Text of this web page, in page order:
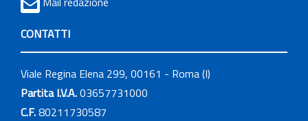
CONTATTI
Viale Regina Elena 299, 00161 - Roma (I)
Partita I.V.A.03657731000
C.F.80211730587